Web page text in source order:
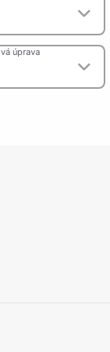
nohy,
nastavení
kování
kluzáky a
úprava